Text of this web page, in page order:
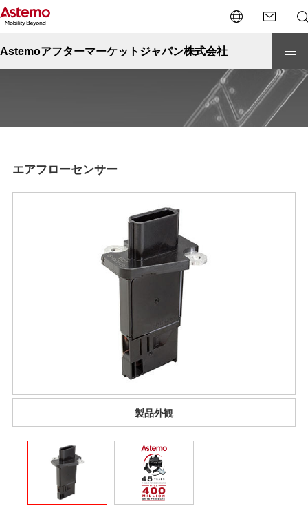
Astemoアフターマーケットジャパン株式会社
Site Top 自動車補修部品/エアフローセンサー
エアフローセンサー
製品外観